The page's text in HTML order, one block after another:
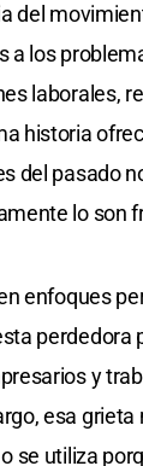
del
a los
laborales,
historia
del pasado
lo son
enfoques
perdedora
y
esa
se utiliza